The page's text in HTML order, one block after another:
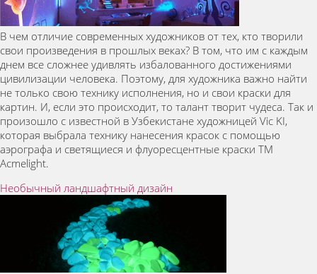
В чем отличие современных художников от тех, кто творили
свои произведения в прошлых веках? В том, что им с каждым
днем все сложнее удивлять избалованного достижениями
цивилизации человека. Поэтому, для художника важно найти
не только свою технику исполнения, но и свои краски для
картин. И, если это происходит, то талант творит чудеса. Так и
произошло с известной в Узбекистане художницей Vic KI,
которая выбрала технику нанесения красок с помощью
аэрографа и светящиеся и флуоресцентные краски ТМ
Acmelight.
Необычный ландшафтный дизайн